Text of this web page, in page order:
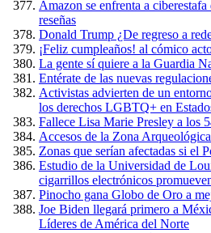
Amazon se enfrenta a
reseñas
Donald Trump ¿De regreso a
¡Feliz cumpleaños! al cómico
La gente sí quiere a la Guardia
Entérate de las nuevas
Activistas advierten de un
los derechos LGBTQ+ en
Fallece Lisa Marie Presley a los
Accesos de la Zona
Zonas que serían afectadas si el
Estudio de la Universidad de
cigarrillos electrónicos
Pinocho gana Globo de Oro a
Joe Biden llegará primero a
Líderes de América del Norte